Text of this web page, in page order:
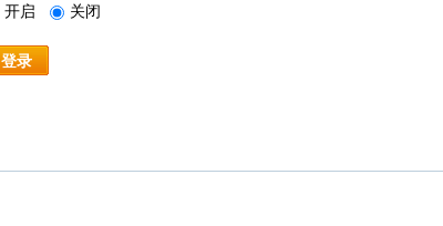
开启 关闭
登录